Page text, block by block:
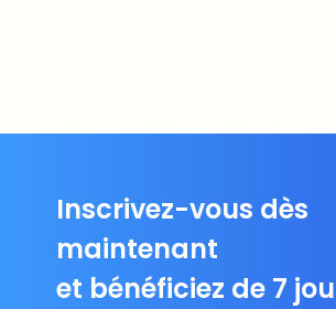
Inscrivez-vous dès
maintenant
et bénéficiez de 7